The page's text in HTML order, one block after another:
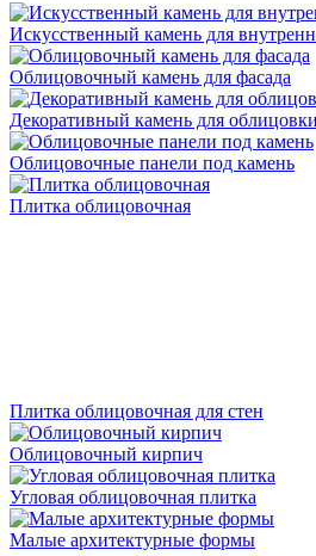
Искусственный камень для
Облицовочный камень для фасада
Декоративный камень для
Облицовочные панели под камень
Плитка облицовочная
Плитка облицовочная для стен
Облицовочный кирпич
Угловая облицовочная плитка
Малые архитектурные формы